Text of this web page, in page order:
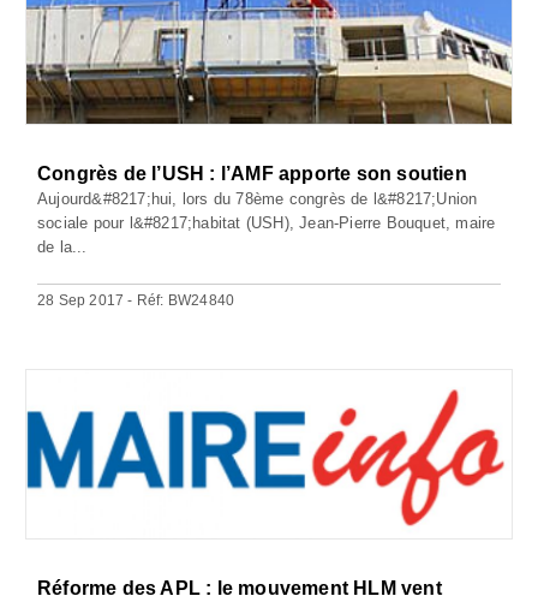
Congrès de l’USH : l’AMF apporte son soutien
Aujourd&#8217;hui, lors du 78ème congrès de l&#8217;Union
sociale pour l&#8217;habitat (USH), Jean-Pierre Bouquet, maire
de la...
28 Sep 2017 - Réf: BW24840
Réforme des APL : le mouvement HLM vent